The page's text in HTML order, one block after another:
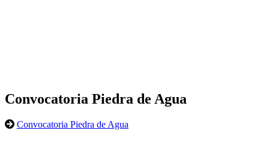
Convocatoria Piedra de Agua
Convocatoria Piedra de Agua